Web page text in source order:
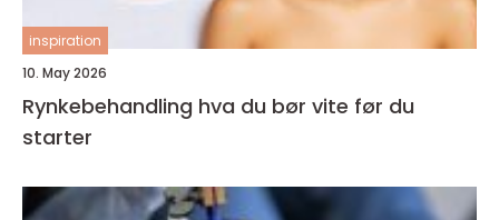
inspiration
10. May 2026
Rynkebehandling hva du bør vite før du
starter